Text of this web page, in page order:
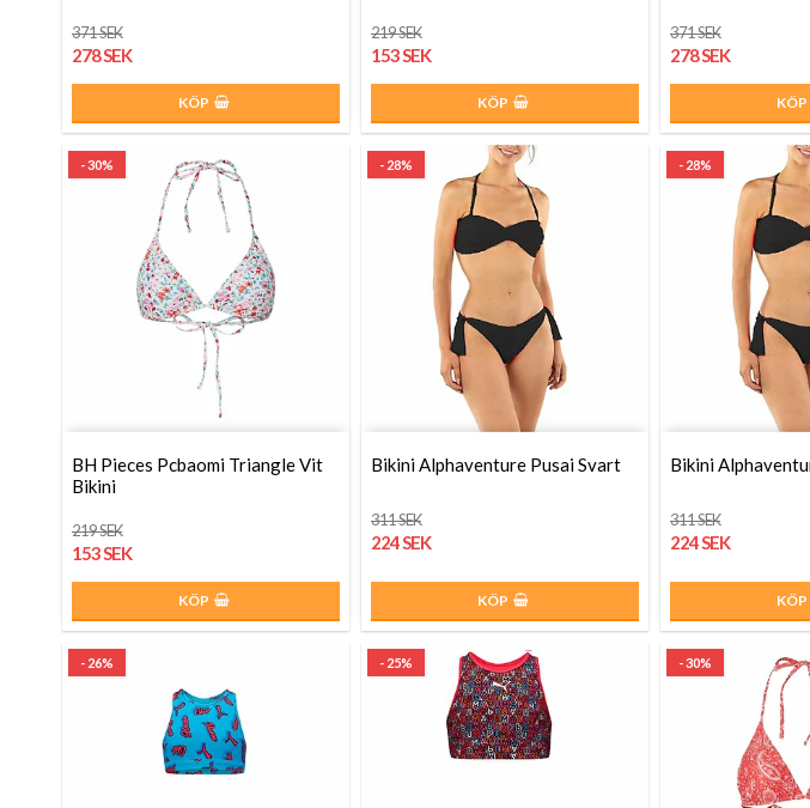
371 SEK
278 SEK
KÖP
219 SEK
153 SEK
KÖP
371 SEK
278 SEK
KÖP
- 30%
BH Pieces Pcbaomi Triangle Vit
Bikini
219 SEK
153 SEK
KÖP
- 28%
Bikini Alphaventure Pusai Svart
311 SEK
224 SEK
KÖP
- 28%
Bikini
311 SEK
224 SEK
KÖP
- 26% - 25% - 30%